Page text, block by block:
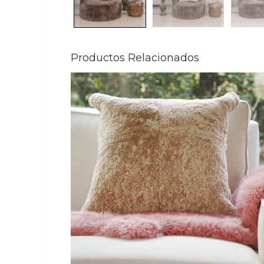
Productos Relacionados